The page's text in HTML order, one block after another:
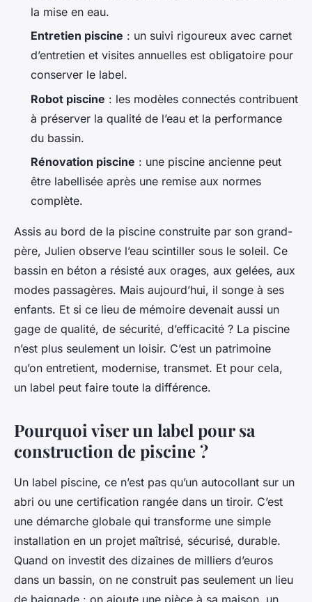
la mise en eau.
Entretien piscine : un suivi rigoureux avec carnet
d’entretien et visites annuelles est obligatoire pour
conserver le label.
Robot piscine : les modèles connectés contribuent
à préserver la qualité de l’eau et la performance
du bassin.
Rénovation piscine : une piscine ancienne peut
être labellisée après une remise aux normes
complète.
Assis au bord de la piscine construite par son grand-
père, Julien observe l’eau scintiller sous le soleil. Ce
bassin en béton a résisté aux orages, aux gelées, aux
modes passagères. Mais aujourd’hui, il songe à ses
enfants. Et si ce lieu de mémoire devenait aussi un
gage de qualité, de sécurité, d’efficacité ? La piscine
n’est plus seulement un loisir. C’est un patrimoine
qu’on entretient, modernise, transmet. Et pour cela,
un label peut faire toute la différence.
Pourquoi viser un label pour sa
construction de piscine ?
Un label piscine, ce n’est pas qu’un autocollant sur un
abri ou une certification rangée dans un tiroir. C’est
une démarche globale qui transforme une simple
installation en un projet maîtrisé, sécurisé, durable.
Quand on investit des dizaines de milliers d’euros
dans un bassin, on ne construit pas seulement un lieu
de baignade : on ajoute une pièce à sa maison, un